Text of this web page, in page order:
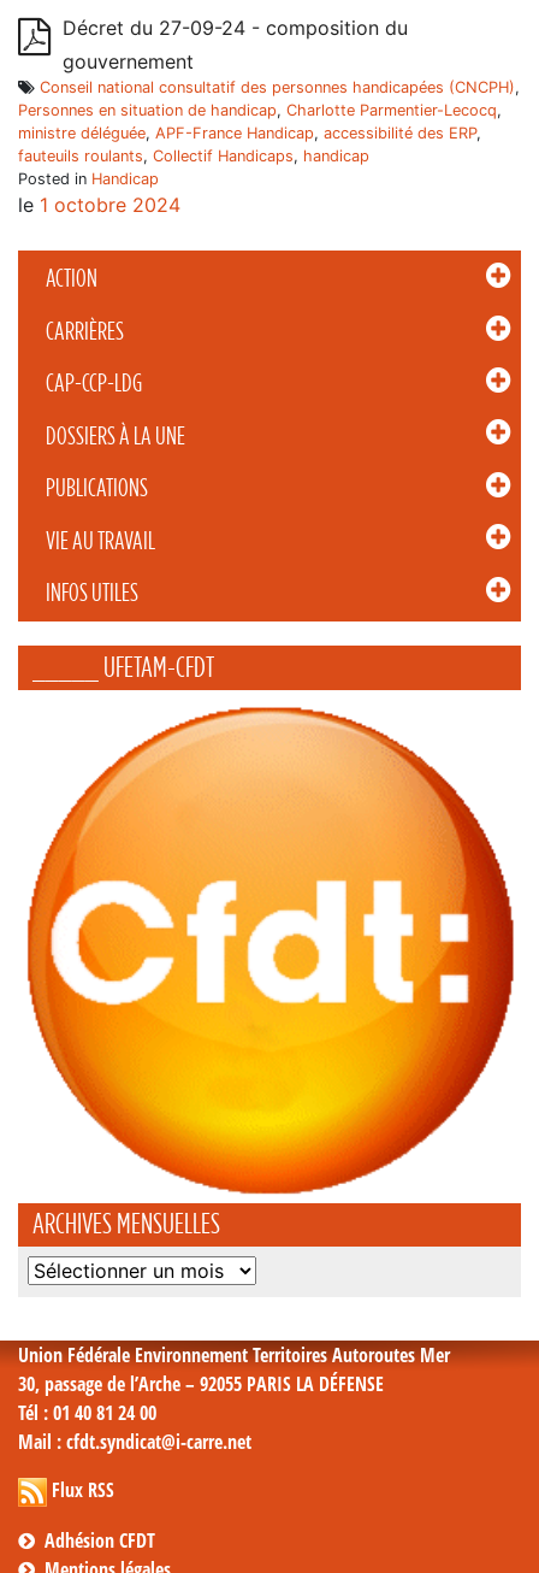
ACTION
CARRIÈRES
CAP-CCP-LDG
DOSSIERS À LA UNE
PUBLICATIONS
VIE AU TRAVAIL
INFOS UTILES
_____ UFETAM-CFDT
ARCHIVES MENSUELLES
Archives
Décret du 27-09-24 - composition du
gouvernement
Conseil national consultatif des personnes handicapées (CNCPH),
Personnes en situation de handicap, Charlotte Parmentier-Lecocq,
ministre déléguée, APF-France Handicap, accessibilité des ERP,
fauteuils roulants, Collectif Handicaps, handicap
Posted in Handicap
le 1 octobre 2024
Union Fédérale Environnement Territoires Autoroutes Mer
30, passage de l’Arche – 92055 PARIS LA DÉFENSE
Tél : 01 40 81 24 00
Mail : cfdt.syndicat@i-carre.net
Flux RSS
Adhésion CFDT